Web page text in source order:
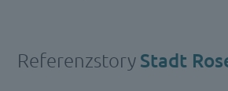
Referenzstory Stadt